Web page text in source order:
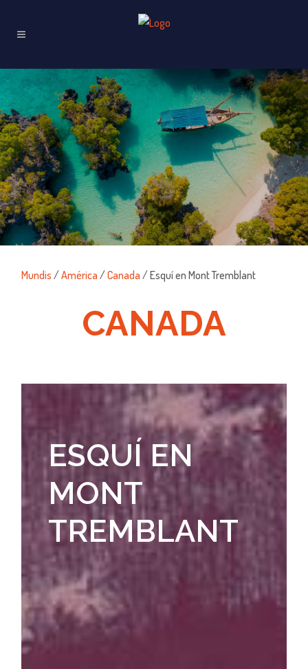
Mundis /América /Canada / Esquí en Mont Tremblant
CANADA
ESQUÍ EN
MONT
TREMBLANT